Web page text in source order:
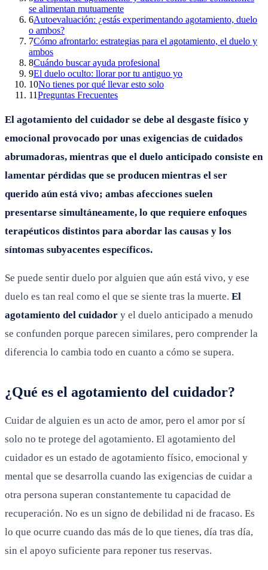
se alimentan mutuamente
6Autoevaluación: ¿estás experimentando agotamiento, duelo
o ambos?
7Cómo afrontarlo: estrategias para el agotamiento, el duelo y
ambos
8Cuándo buscar ayuda profesional
9El duelo oculto: llorar por tu antiguo yo
10No tienes por qué llevar esto solo
11Preguntas Frecuentes
El agotamiento del cuidador se debe al desgaste físico y
emocional provocado por unas exigencias de cuidados
abrumadoras, mientras que el duelo anticipado consiste en
lamentar pérdidas que se producen mientras el ser
querido aún está vivo; ambas afecciones suelen
presentarse simultáneamente, lo que requiere enfoques
terapéuticos distintos para abordar las causas y los
síntomas subyacentes específicos.
Se puede sentir duelo por alguien que aún está vivo, y ese
duelo es tan real como el que se siente tras la muerte. El
agotamiento del cuidador y el duelo anticipado a menudo
se confunden porque parecen similares, pero comprender la
diferencia lo cambia todo en cuanto a cómo se supera.
¿Qué es el agotamiento del cuidador?
Cuidar de alguien es un acto de amor, pero el amor por sí
solo no te protege del agotamiento. El agotamiento del
cuidador es un estado de agotamiento físico, emocional y
mental que se desarrolla cuando las exigencias de cuidar a
otra persona superan constantemente tu capacidad de
recuperación. No es un signo de debilidad ni de fracaso. Es
lo que ocurre cuando das más de lo que tienes, día tras día,
sin el apoyo suficiente para reponer tus reservas.